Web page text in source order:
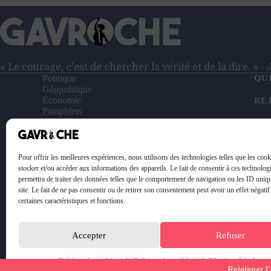
Pour offrir les meilleures expériences, nous utilisons des technologies telles que les
stocker et/ou accéder aux informations des appareils. Le fait de consentir à ces
permettra de traiter des données telles que le comportement de navigation ou les ID
site. Le fait de ne pas consentir ou de retirer son consentement peut avoir un effet
certaines caractéristiques et fonctions.
Accepter Refuser
Politique de confidentialitéPolitique de confidentialitéMentions Légales
« Le courage, c'est de chercher la vérité et de la dire. » -
Politique
Géopolitique
Economie
Pamphlets
Entretiens
Reportages
Le Petit Gavroche